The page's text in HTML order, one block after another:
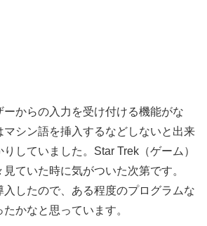
からの入力を受け付ける機能がな
マシン語を挿入するなどしないと出来
していました。Star Trek（ゲーム）
ていた時に気がついた次第です。
したので、ある程度のプログラムな
かなと思っています。